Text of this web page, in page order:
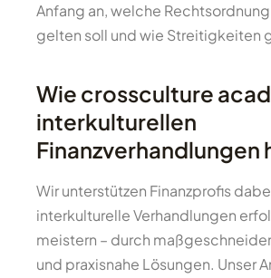
Anfang an, welche
gelten soll und wie Streitigkeiten
Wie crossculture
interkulturellen
Finanzverhandlungen
Wir unterstützen Finanzprofis
interkulturelle Verhandlungen
meistern – durch
und praxisnahe Lösungen. Unser